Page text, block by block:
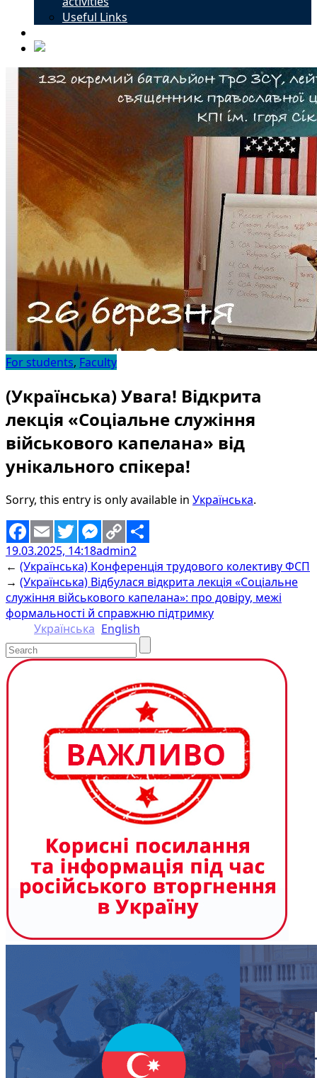
Useful Links
For students, Faculty
(Українська) Увага! Відкрита
лекція «Соціальне служіння
військового капелана» від
унікального спікера!
Sorry, this entry is only available in Українська.
Facebook
EmailTwitterMessenger
Copy
Link
Share
19.03.2025, 14:18admin2
← (Українська) Конференція трудового колективу ФСП
→ (Українська) Відбулася відкрита лекція «Соціальне
служіння військового капелана»: про довіру, межі
формальності й справжню підтримку
Українська English